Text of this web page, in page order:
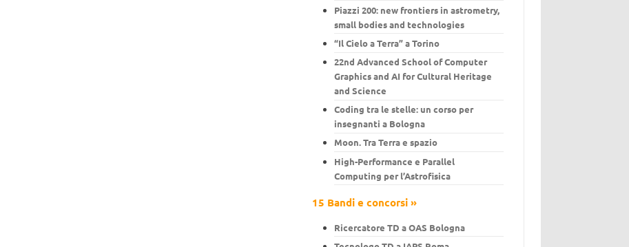
Piazzi 200: new frontiers in astrometry,
small bodies and technologies
“Il Cielo a Terra” a Torino
22nd Advanced School of Computer
Graphics and AI for Cultural Heritage
and Science
Coding tra le stelle: un corso per
insegnanti a Bologna
Moon. Tra Terra e spazio
High-Performance e Parallel
Computing per l’Astrofisica
15 Bandi e concorsi »
Ricercatore TD a OAS Bologna